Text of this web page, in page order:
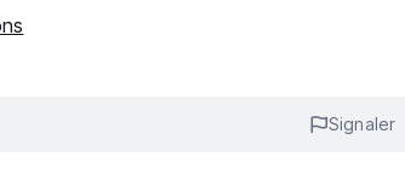
Signaler